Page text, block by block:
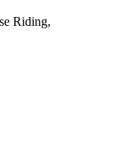
Riding,